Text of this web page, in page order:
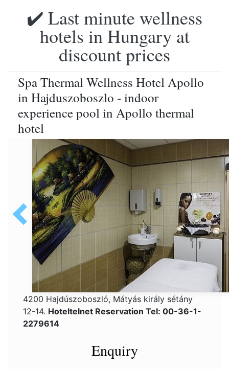
✔️ Last minute wellness
hotels in Hungary at
discount prices
Spa Thermal Wellness Hotel Apollo
in Hajduszoboszlo - indoor
experience pool in Apollo thermal
hotel
4200 Hajdúszoboszló, Mátyás király sétány
12-14. Hoteltelnet Reservation Tel: 00-36-1-
2279614
Enquiry